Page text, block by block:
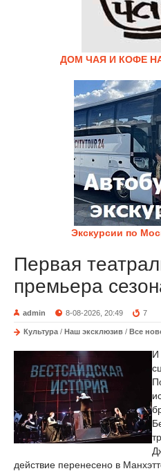
ДОМ ЧАЯ И КОФЕ
Экскурсии по
Первая
премьера
admin 8-08-2026, 20:49 7
Культура / Наш эксклюзив / Все
И
действие перенесено в